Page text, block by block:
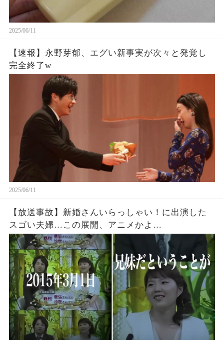
2025/06/11
【速報】永野芽郁、エグい新事実が次々と発覚し
完全終了w
2025/06/11
【放送事故】新婚さんいらっしゃい！に出演した
スゴい夫婦…この展開、アニメかよ…